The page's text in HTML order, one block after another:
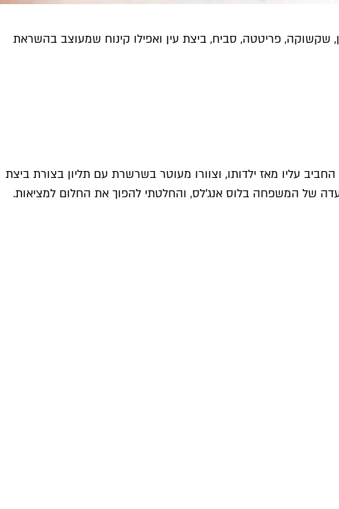
שקשוקה, פריטטה, סביח, ביצת עין ואפילו קינוח שמעוצב בהשראת
עליו מאז ילדותו, וצוורו מעוטר בשרשרת עם תליון בצורת ביצת
של המשפחה בלוס אנג'לס, והחלטתי להפוך את החלום למציאות.